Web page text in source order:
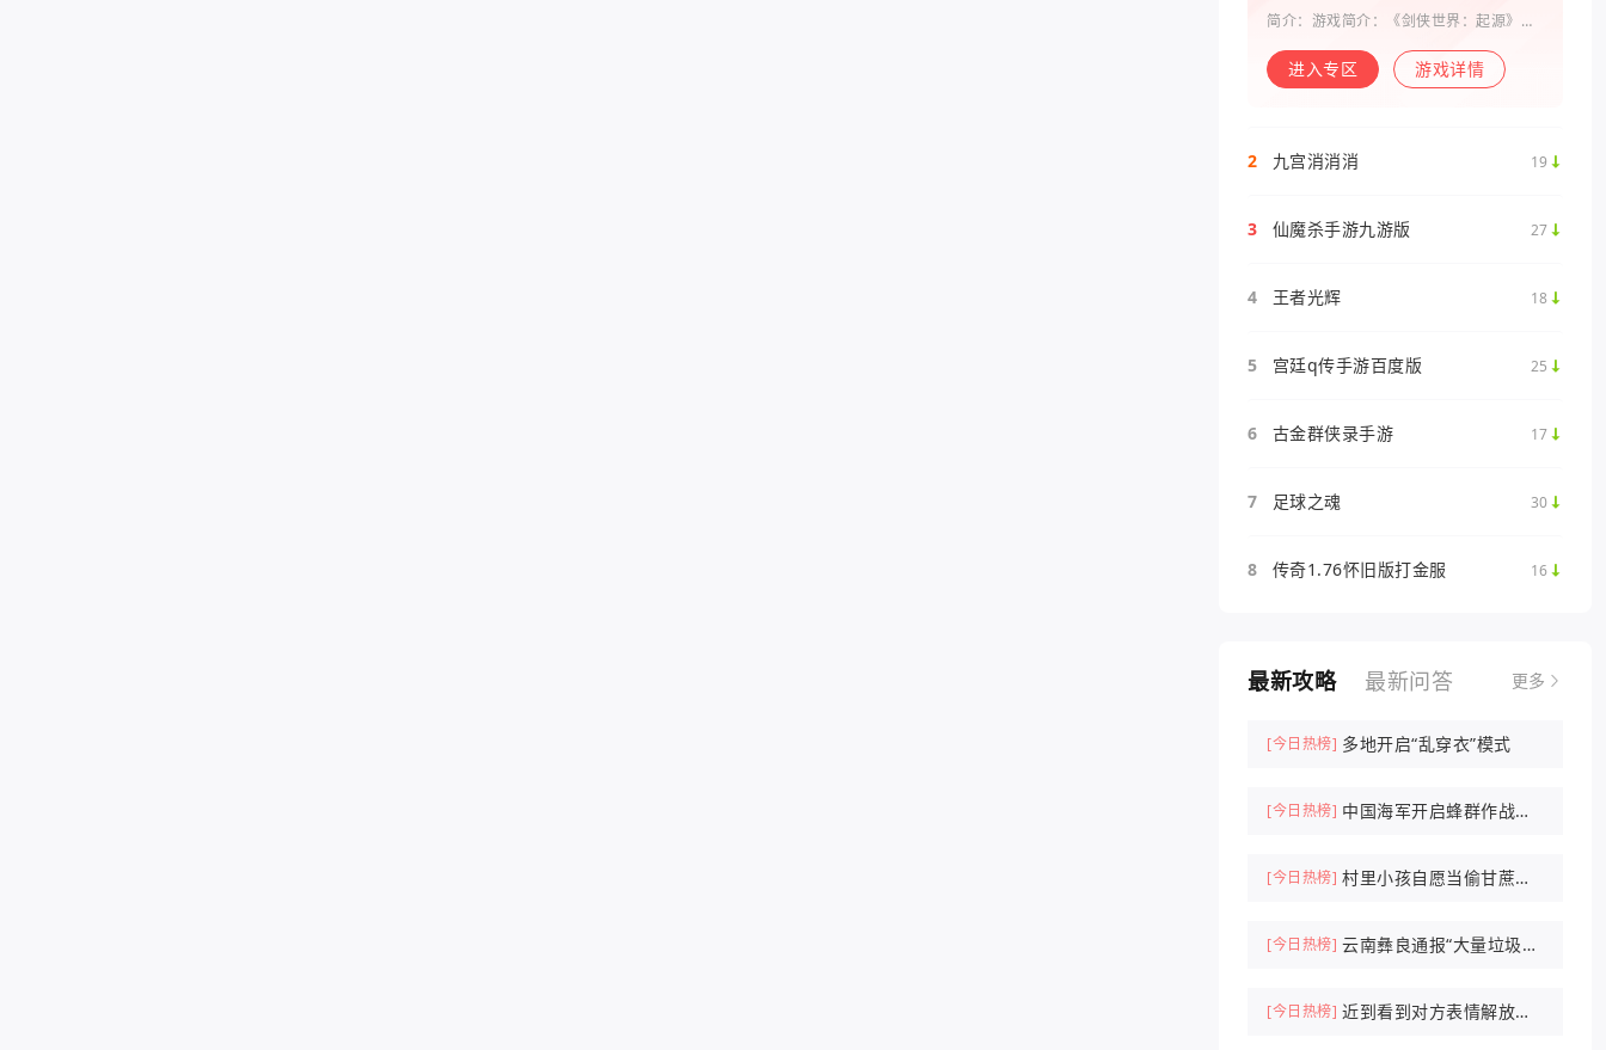
简介：游戏简介：《剑侠世界：起源》是
系列手游。复刻《剑侠世界》端游玩法和
画面，还原“剑侠情缘”端游时代的特色设
进入专区 游戏详情
2 九宫消消消 19
3 仙魔杀手游九游版 27
4 王者光辉 18
5 宫廷q传手游百度版 25
6 古金群侠录手游 17
7 足球之魂 30
8 传奇1.76怀旧版打金服 16
最新攻略 最新问答 更多
[今日热榜] 多地开启“乱穿衣”模式
[今日热榜] 中国海军开启蜂群作战时
[今日热榜] 村里小孩自愿当偷甘蔗农
[今日热榜] 云南彝良通报“大量垃圾倾
[今日热榜] 近到看到对方表情解放军